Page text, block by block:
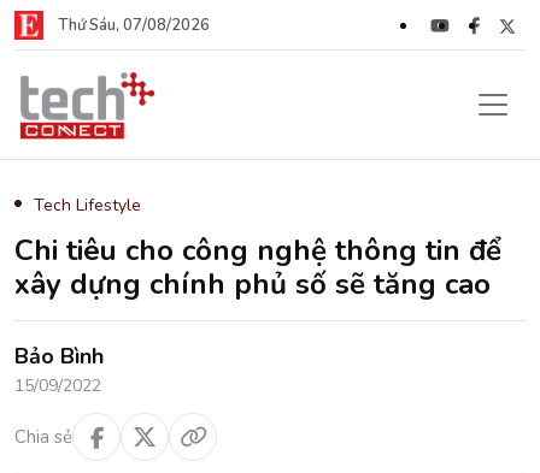
Thứ Sáu, 07/08/2026
Tech Lifestyle
Chi tiêu cho công nghệ thông tin để
xây dựng chính phủ số sẽ tăng cao
Bảo Bình
15/09/2022
Chia sẻ